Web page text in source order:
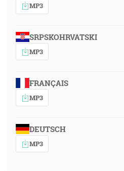
MP3
SRPSKOHRVATSKI
MP3
FRANÇAIS
MP3
DEUTSCH
MP3